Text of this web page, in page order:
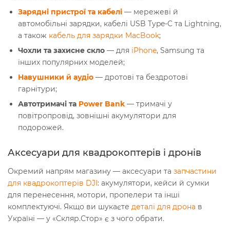
Зарядні пристрої та кабелі — мережеві й
автомобільні зарядки, кабелі USB Type-C та Lightning,
а також кабель для зарядки MacBook;
Чохли та захисне скло — для iPhone, Samsung та
інших популярних моделей;
Навушники й аудіо — дротові та бездротові
гарнітури;
Автотримачі та Power Bank — тримачі у
повітропровід, зовнішні акумулятори для
подорожей.
Аксесуари для квадрокоптерів і дронів
Окремий напрям магазину — аксесуари та запчастини
для квадрокоптерів DJI: акумулятори, кейси й сумки
для перенесення, мотори, пропелери та інші
комплектуючі. Якщо ви шукаєте деталі для дрона в
Україні — у «Скляр.Стор» є з чого обрати.